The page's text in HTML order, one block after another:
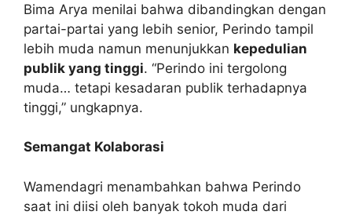
Bima Arya menilai bahwa dibandingkan dengan
partai-partai yang lebih senior, Perindo tampil
lebih muda namun menunjukkan kepedulian
publik yang tinggi. “Perindo ini tergolong
muda… tetapi kesadaran publik terhadapnya
tinggi,” ungkapnya.
Semangat Kolaborasi
Wamendagri menambahkan bahwa Perindo
saat ini diisi oleh banyak tokoh muda dari